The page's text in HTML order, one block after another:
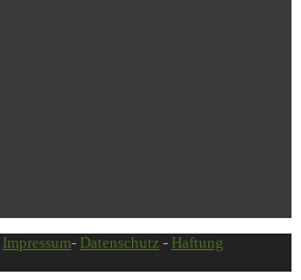
Impressum- Datenschutz - Haftung